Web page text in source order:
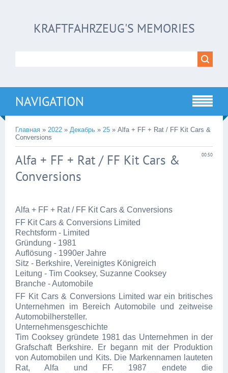
KRAFTFAHRZEUG'S MEMORIES
NAVIGATION
Главная » 2022 » Декабрь » 25 » Alfa + FF + Rat / FF Kit Cars &
Conversions
00:50
Alfa + FF + Rat / FF Kit Cars &
Conversions
Alfa + FF + Rat / FF Kit Cars & Conversions
FF Kit Cars & Conversions Limited
Rechtsform - Limited
Gründung - 1981
Auflösung - 1990er Jahre
Sitz - Berkshire, Vereinigtes Königreich
Leitung - Tim Cooksey, Suzanne Cooksey
Branche - Automobile
FF Kit Cars & Conversions Limited war ein britisches
Unternehmen im Bereich Automobile und zeitweise
Automobilhersteller.
Unternehmensgeschichte
Tim Cooksey gründete 1981 das Unternehmen in der
Grafschaft Berkshire. Er begann mit der Produktion
von Automobilen und Kits. Die Markennamen lauteten
Rat, Alfa und FF. 1987 endete die